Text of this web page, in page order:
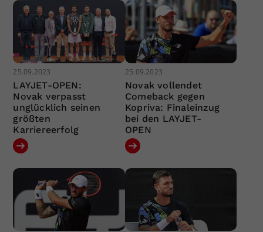
25.09.2023
LAYJET-OPEN:
Novak verpasst
unglücklich seinen
größten
Karriereerfolg
25.09.2023
Novak vollendet
Comeback gegen
Kopriva: Finaleinzug
bei den LAYJET-
OPEN